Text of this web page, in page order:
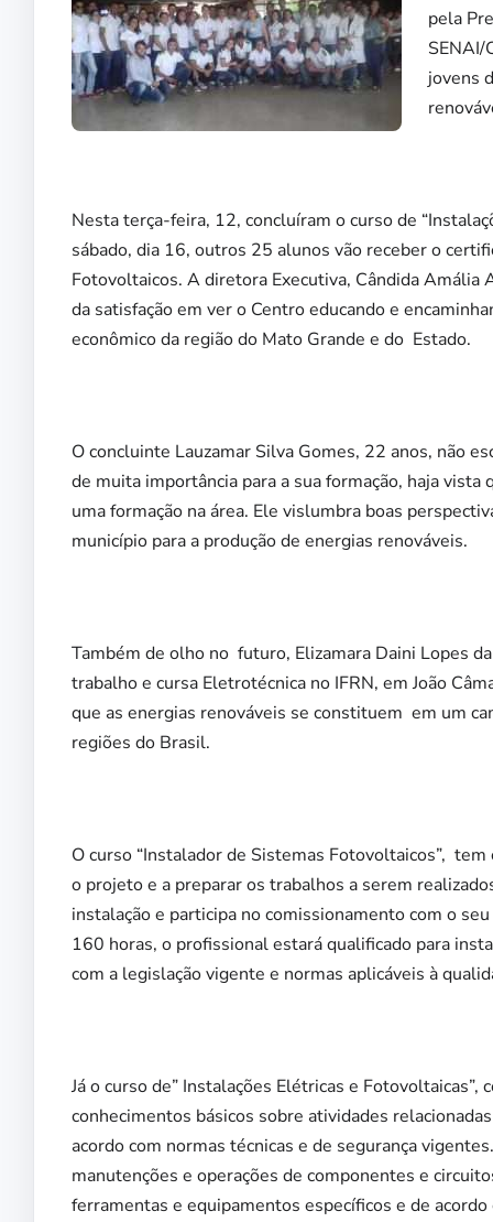
pela
SENAI/
jovens
Nesta terça-feira, 12, concluíram o curso de
sábado, dia 16, outros 25 alunos vão receber o
Fotovoltaicos. A diretora Executiva, Cândida Amália
da satisfação em ver o Centro educando e
econômico da região do Mato Grande e do Estado.
O concluinte Lauzamar Silva Gomes, 22 anos, não
de muita importância para a sua formação, haja
uma formação na área. Ele vislumbra boas
município para a produção de energias renováveis.
Também de olho no futuro, Elizamara Daini Lopes
trabalho e cursa Eletrotécnica no IFRN, em João
que as energias renováveis se constituem em um
regiões do Brasil.
O curso “Instalador de Sistemas Fotovoltaicos”,
o projeto e a preparar os trabalhos a serem
instalação e participa no comissionamento com o
160 horas, o profissional estará qualificado para
com a legislação vigente e normas aplicáveis à
Já o curso de” Instalações Elétricas e
conhecimentos básicos sobre atividades
acordo com normas técnicas e de segurança
manutenções e operações de componentes e
ferramentas e equipamentos específicos e de